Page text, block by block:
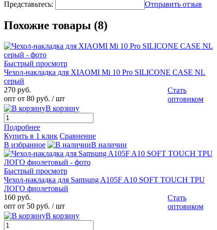
Представьтесь: Отправить отзыв
Похожие товары (8)
Быстрый просмотр
Чехол-накладка для XIAOMI Mi 10 Pro SILICONE CASE NL
серый
270 руб.
опт от 80 руб. / шт
Стать
оптовиком
В корзину
Подробнее
Купить в 1 клик Сравнение
В избранное
В наличии
Быстрый просмотр
Чехол-накладка для Samsung A105F A10 SOFT TOUCH TPU
ЛОГО фиолетовый
160 руб.
опт от 50 руб. / шт
Стать
оптовиком
В корзину